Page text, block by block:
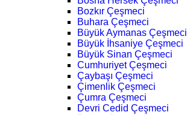
Bozkır Çeşmeci
Buhara Çeşmeci
Büyük Aymanas Çeşmeci
Büyük İhsaniye Çeşmeci
Büyük Sinan Çeşmeci
Cumhuriyet Çeşmeci
Çaybaşı Çeşmeci
Çimenlik Çeşmeci
Çumra Çeşmeci
Devri Cedid Çeşmeci